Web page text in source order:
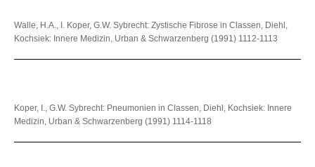
Walle, H.A., I. Koper, G.W. Sybrecht: Zystische Fibrose in Classen, Diehl,
Kochsiek: Innere Medizin, Urban & Schwarzenberg (1991) 1112-1113
Koper, I., G.W. Sybrecht: Pneumonien in Classen, Diehl, Kochsiek: Innere
Medizin, Urban & Schwarzenberg (1991) 1114-1118